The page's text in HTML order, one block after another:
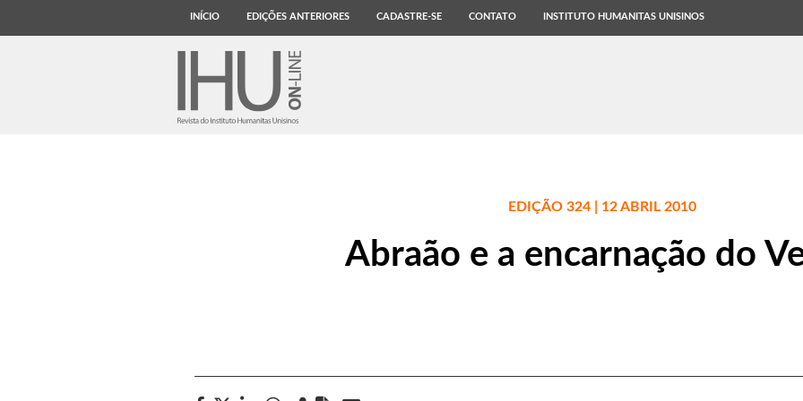
INÍCIO EDIÇÕES ANTERIORES CADASTRE-SE CONTATO INSTITUTO HUMANITAS UNISINOS
EDIÇÃO 324 | 12 ABRIL 2010
Abraão e a encarnação do